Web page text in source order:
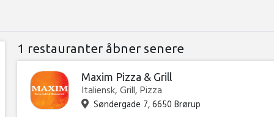
1 restauranter åbner senere
Maxim Pizza & Grill
Italiensk, Grill, Pizza
Søndergade 7, 6650 Brørup